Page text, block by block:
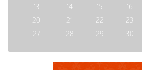
13
14 15 16
20
21 22 23
27
28 29 30